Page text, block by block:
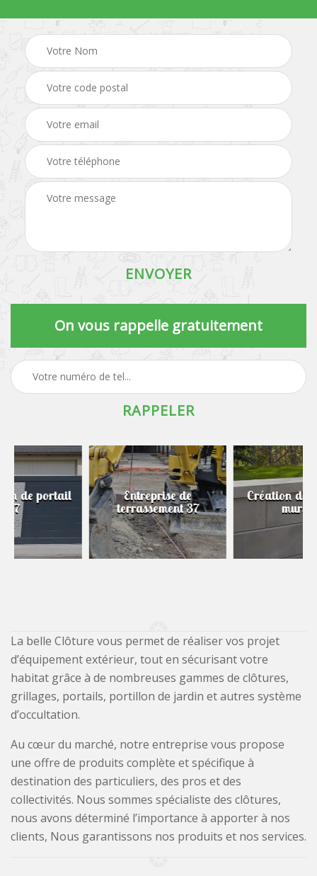
On vous rappelle gratuitement
Entreprise de
terrassement 37
Création de murets et
murs 37
La belle Clôture vous permet de réaliser vos projet
d’équipement extérieur, tout en sécurisant votre
habitat grâce à de nombreuses gammes de clôtures,
grillages, portails, portillon de jardin et autres système
d’occultation.
Au cœur du marché, notre entreprise vous propose
une offre de produits complète et spécifique à
destination des particuliers, des pros et des
collectivités. Nous sommes spécialiste des clôtures,
nous avons déterminé l’importance à apporter à nos
clients, Nous garantissons nos produits et nos services.